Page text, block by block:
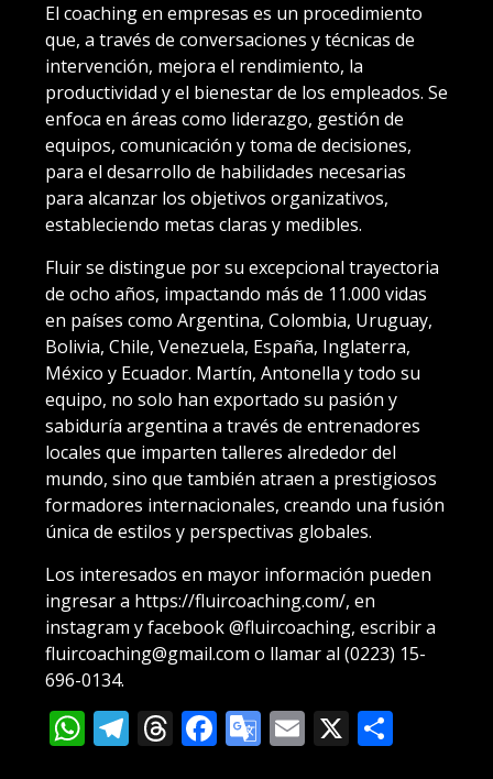
El coaching en empresas es un procedimiento
que, a través de conversaciones y técnicas de
intervención, mejora el rendimiento, la
productividad y el bienestar de los empleados. Se
enfoca en áreas como liderazgo, gestión de
equipos, comunicación y toma de decisiones,
para el desarrollo de habilidades necesarias
para alcanzar los objetivos organizativos,
estableciendo metas claras y medibles.
Fluir se distingue por su excepcional trayectoria
de ocho años, impactando más de 11.000 vidas
en países como Argentina, Colombia, Uruguay,
Bolivia, Chile, Venezuela, España, Inglaterra,
México y Ecuador. Martín, Antonella y todo su
equipo, no solo han exportado su pasión y
sabiduría argentina a través de entrenadores
locales que imparten talleres alrededor del
mundo, sino que también atraen a prestigiosos
formadores internacionales, creando una fusión
única de estilos y perspectivas globales.
Los interesados en mayor información pueden
ingresar a https://fluircoaching.com/, en
instagram y facebook @fluircoaching, escribir a
fluircoaching@gmail.com o llamar al (0223) 15-
696-0134.
WhatsApp
Telegram
Threads
Facebook
Google
Email
X